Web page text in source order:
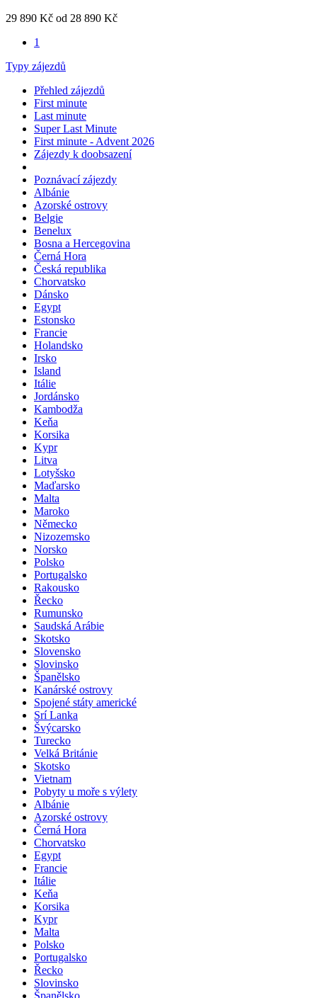
Přehled zájezdů
First minute
Last minute
Super Last Minute
First minute - Advent 2026
Poznávací zájezdy
Albánie
Azorské ostrovy
Belgie
Benelux
Bosna a Hercegovina
Černá Hora
Česká republika
Chorvatsko
Dánsko
Egypt
Estonsko
Francie
Holandsko
Irsko
Island
Itálie
Jordánsko
Kambodža
Keňa
Korsika
Kypr
Litva
Lotyšsko
Maďarsko
Malta
Maroko
Německo
Nizozemsko
Norsko
Polsko
Portugalsko
Rakousko
Řecko
Rumunsko
Saudská Arábie
Skotsko
Slovensko
Slovinsko
Španělsko
Kanárské ostrovy
Spojené státy americké
Srí Lanka
Švýcarsko
Turecko
Velká Británie
Skotsko
Vietnam
Pobyty u moře s výlety
Albánie
Azorské ostrovy
Černá Hora
Chorvatsko
Egypt
Francie
Itálie
Keňa
Korsika
Kypr
Malta
Polsko
Portugalsko
Řecko